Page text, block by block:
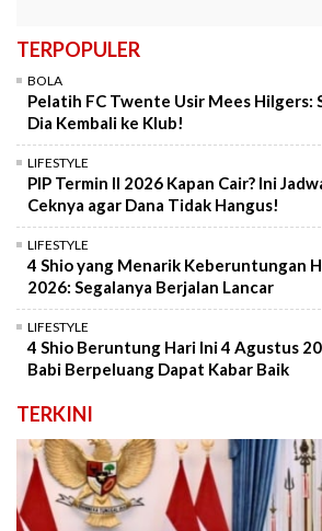
TERPOPULER
BOLA
Pelatih FC Twente Usir Mees Hilgers:
Dia Kembali ke Klub!
LIFESTYLE
PIP Termin II 2026 Kapan Cair? Ini
Ceknya agar Dana Tidak Hangus!
LIFESTYLE
4 Shio yang Menarik Keberuntungan
2026: Segalanya Berjalan Lancar
LIFESTYLE
4 Shio Beruntung Hari Ini 4 Agustus
Babi Berpeluang Dapat Kabar Baik
TERKINI